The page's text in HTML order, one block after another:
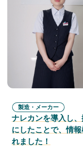
製造・メーカー
ナレカンを導入し
にしたことで、情
れました！